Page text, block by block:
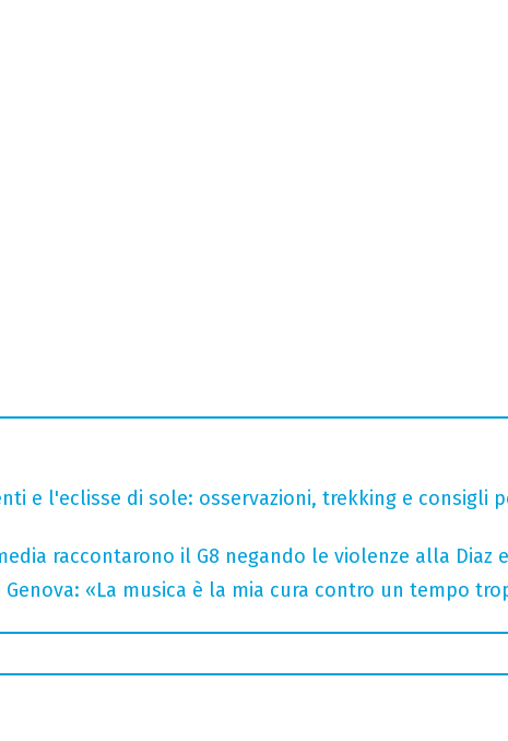
e l'eclisse di sole: osservazioni, trekking e consigli
raccontarono il G8 negando le violenze alla Diaz
«La musica è la mia cura contro un tempo